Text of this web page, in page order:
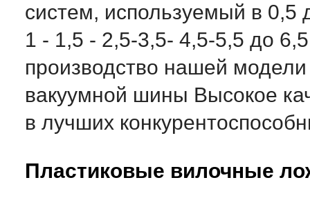
систем, используемый в 0,5
1 - 1,5 - 2,5-3,5- 4,5-5,5 до
производство нашей
вакуумной шины Высокое
в лучших
Пластиковые вилочные